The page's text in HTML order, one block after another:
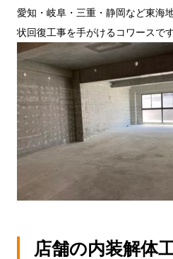
愛知・岐阜・三重・静岡など東海
状回復工事を手がけるコワースです
店舗の内装解体